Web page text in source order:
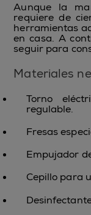
Aunque la
requiere de
herramientas
en casa. A
seguir para
Materiales
Torno
regulable.
Fresas
Empujador
Cepillo para